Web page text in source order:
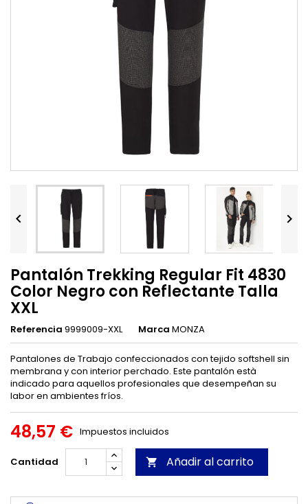
 
Pantalón Trekking Regular Fit 4830
Color Negro con Reflectante Talla
XXL
Referencia 9999009-XXL Marca MONZA
Pantalones de Trabajo confeccionados con tejido softshell sin
membrana y con interior perchado. Este pantalón està
indicado para aquellos profesionales que desempeñan su
labor en ambientes fríos.
48,57 € Impuestos incluidos
Cantidad  Añadir al carrito